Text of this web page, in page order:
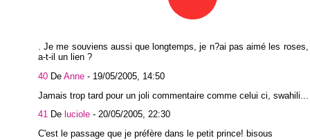
. Je me souviens aussi que longtemps, je n?ai pas aimé les
a-t-il un lien ?
40 De Anne - 19/05/2005, 14:50
Jamais trop tard pour un joli commentaire comme celui ci, swahili...
41 De luciole - 20/05/2005, 22:30
C'est le passage que je préfère dans le petit prince! bisous